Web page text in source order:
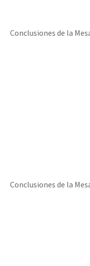
Conclusiones de la
Conclusiones de la